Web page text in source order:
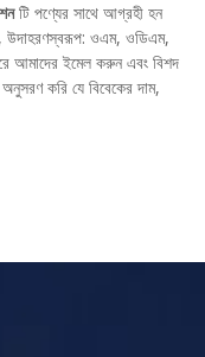
টি পণ্যের সাথে আগ্রহী হন
উদাহরণস্বরূপ: ওএম, ওডিএম,
আমাদের ইমেল করুন এবং বিশদ
করি যে বিবেকের দাম,